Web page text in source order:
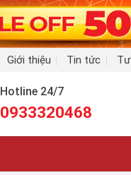
Giới thiệu Tin tức
Hotline 24/7
0933320468